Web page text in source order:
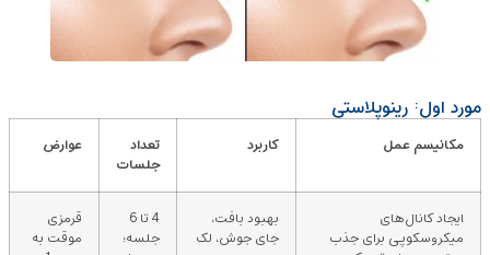
مورد اول: رینوپلاستی
مکانیسم عمل کاربرد
تعداد
جلسات
عوارض
ایجاد کانال‌های
میکروسکوپی برای جذب
بهبود بافت،
جای جوش، لک
4 تا 6
جلسه؛
قرمزی
موقت به